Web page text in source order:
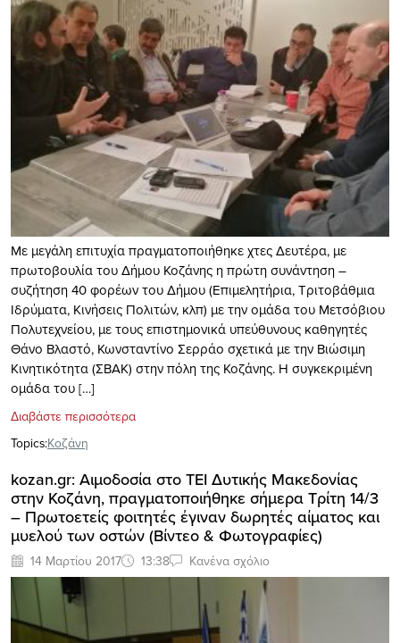
Με μεγάλη επιτυχία πραγματοποιήθηκε χτες Δευτέρα, με
πρωτοβουλία του Δήμου Κοζάνης η πρώτη συνάντηση –
συζήτηση 40 φορέων του Δήμου (Επιμελητήρια, Τριτοβάθμια
Ιδρύματα, Κινήσεις Πολιτών, κλπ) με την ομάδα του Μετσόβιου
Πολυτεχνείου, με τους επιστημονικά υπεύθυνους καθηγητές
Θάνο Βλαστό, Κωνσταντίνο Σερράο σχετικά με την Βιώσιμη
Κινητικότητα (ΣΒΑΚ) στην πόλη της Κοζάνης. Η συγκεκριμένη
ομάδα του […]
Διαβάστε περισσότερα
Topics:Κοζάνη
kozan.gr: Αιμοδοσία στο ΤΕΙ Δυτικής Μακεδονίας
στην Κοζάνη, πραγματοποιήθηκε σήμερα Τρίτη 14/3
– Πρωτοετείς φοιτητές έγιναν δωρητές αίματος και
μυελού των οστών (Βίντεο & Φωτογραφίες)
14 Μαρτίου 2017 13:38 Κανένα σχόλιο